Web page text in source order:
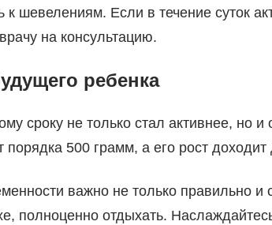
к шевелениям. Если в течение суток
на консультацию.
ребенка
сроку не только стал активнее, но
порядка 500 грамм, а его рост
важно не только правильно и
полноценно отдыхать.